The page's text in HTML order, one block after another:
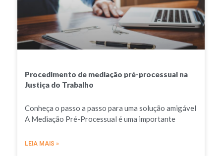
Procedimento de mediação pré-processual na
Justiça do Trabalho
Conheça o passo a passo para uma solução amigável
A Mediação Pré-Processual é uma importante
LEIA MAIS »